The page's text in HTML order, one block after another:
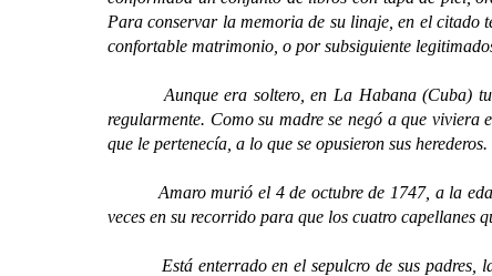
Para conservar la memoria de su linaje, en el citado
confortable matrimonio, o por subsiguiente
Aunque era soltero, en La Habana (Cuba) tuvo
regularmente. Como su madre se negó a que
que le pertenecía, a lo que se opusieron sus herederos.
Amaro murió el 4 de octubre de 1747, a la edad
veces en su recorrido para que los cuatro capellanes
Está enterrado en el sepulcro de sus padres, la